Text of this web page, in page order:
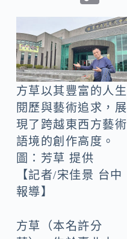
b
o
o
k
o
p
y
Li
n
k
方草以其豐富的人生
閱歷與藝術追求，展
現了跨越東西方藝術
語境的創作高度。
圖：芳草 提供
【記者/宋佳景 台中
報導】
方草（本名許分